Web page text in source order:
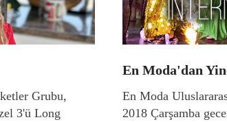
Grubu,
3'ü Long
En Moda'dan
En Moda
2018 Çarşamba